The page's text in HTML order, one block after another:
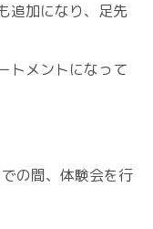
追加になり、足先
トメントになって
の間、体験会を行